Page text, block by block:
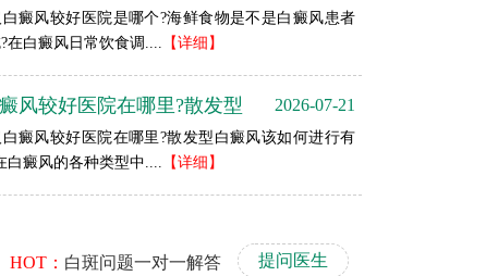
风较好医院是哪个?海鲜食物是不是白癜风患者
在白癜风日常饮食调.... 【详细】
风较好医院在哪里?散发型 2026-07-21
风较好医院在哪里?散发型白癜风该如何进行有
白癜风的各种类型中.... 【详细】
提问医生
HOT： 白斑问题一对一解答